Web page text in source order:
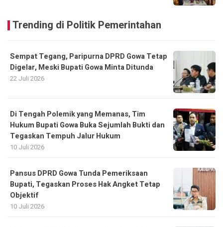
Trending di Politik Pemerintahan
Sempat Tegang, Paripurna DPRD Gowa Tetap
Digelar, Meski Bupati Gowa Minta Ditunda
22 Juli 2026
Di Tengah Polemik yang Memanas, Tim
Hukum Bupati Gowa Buka Sejumlah Bukti dan
Tegaskan Tempuh Jalur Hukum
10 Juli 2026
Pansus DPRD Gowa Tunda Pemeriksaan
Bupati, Tegaskan Proses Hak Angket Tetap
Objektif
10 Juli 2026